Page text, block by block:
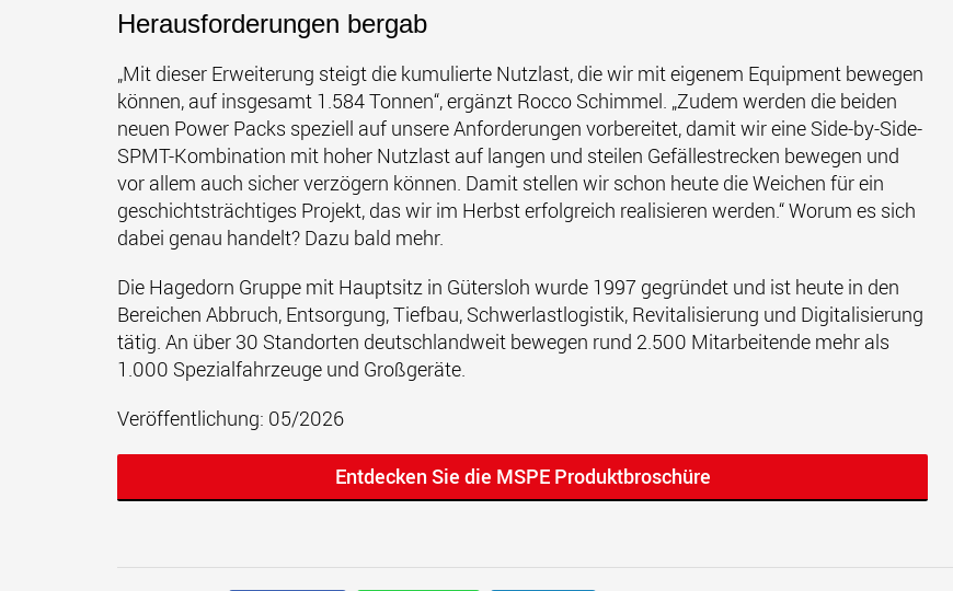
Herausforderungen bergab
„Mit dieser Erweiterung steigt die kumulierte Nutzlast, die wir mit eigenem Equipment bewegen
können, auf insgesamt 1.584 Tonnen“, ergänzt Rocco Schimmel. „Zudem werden die beiden
neuen Power Packs speziell auf unsere Anforderungen vorbereitet, damit wir eine Side-by-Side-
SPMT-Kombination mit hoher Nutzlast auf langen und steilen Gefällestrecken bewegen und
vor allem auch sicher verzögern können. Damit stellen wir schon heute die Weichen für ein
geschichtsträchtiges Projekt, das wir im Herbst erfolgreich realisieren werden.“ Worum es sich
dabei genau handelt? Dazu bald mehr.
Die Hagedorn Gruppe mit Hauptsitz in Gütersloh wurde 1997 gegründet und ist heute in den
Bereichen Abbruch, Entsorgung, Tiefbau, Schwerlastlogistik, Revitalisierung und Digitalisierung
tätig. An über 30 Standorten deutschlandweit bewegen rund 2.500 Mitarbeitende mehr als
1.000 Spezialfahrzeuge und Großgeräte.
Veröffentlichung: 05/2026
Entdecken Sie die MSPE Produktbroschüre